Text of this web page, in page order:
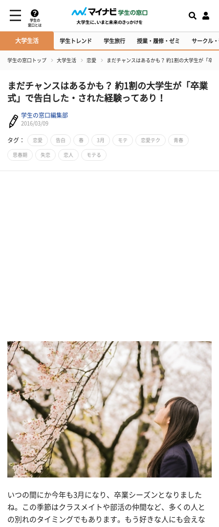
学生の
窓口とは
大学生活 学生トレンド 学生旅行 授業・履修・ゼミ サークル
学生の窓口トップ 大学生活 恋愛 まだチャンスはあるかも？ 約1割の大学生が「卒
まだチャンスはあるかも？ 約1割の大学生が「卒業
式」で告白した・された経験ってあり！
学生の窓口編集部
2016/03/09
タグ： 恋愛 告白 春 3月 モテ 恋愛テク 青春
思春期 失恋 恋人 モテる
いつの間にか今年も3月になり、卒業シーズンとなりました
ね。この季節はクラスメイトや部活の仲間など、多くの人と
の別れのタイミングでもあります。もう好きな人にも会えな